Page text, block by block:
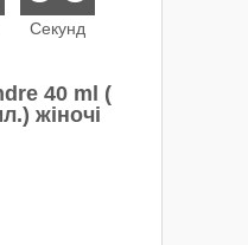
Секунд
40 ml (
жіночі